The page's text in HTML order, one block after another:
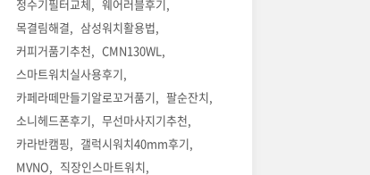
정수기필터교체
웨어러블후기
목결림해결
삼성워치활용법
커피거품기추천
CMN130WL
스마트워치실사용후기
카페라떼만들기알로꼬거품기
팔순잔치
소니헤드폰후기
무선마사지기추천
카라반캠핑
갤럭시워치40mm후기
MVNO
직장인스마트워치